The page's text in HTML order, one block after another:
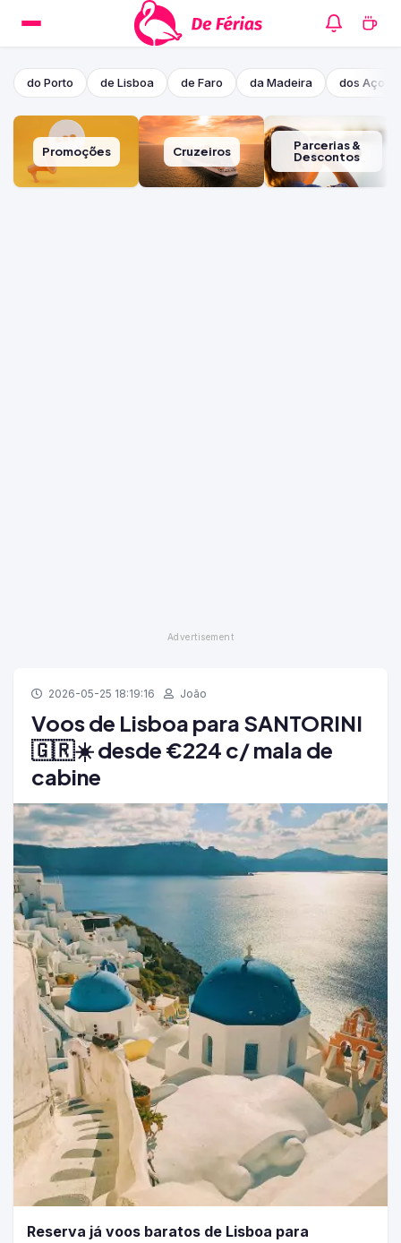
do Porto de Lisboa de Faro da Madeira dos
Promoções Cruzeiros
Parcerias &
Descontos
2026-05-25 18:19:16 João
Voos de Lisboa para SANTORINI
🇬🇷☀️ desde €224 c/ mala de
cabine
Reserva já voos baratos de Lisboa para